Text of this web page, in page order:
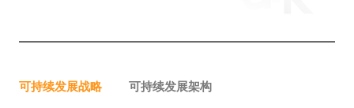
可持续发展战略 可持续发展架构